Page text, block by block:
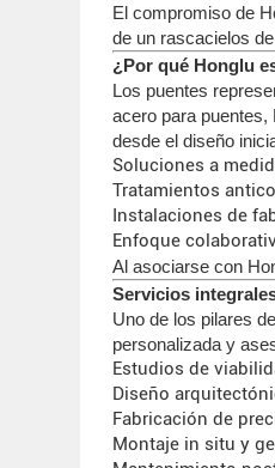
El compromiso de
de un rascacielos
¿Por qué Honglu
Los puentes
acero para puentes,
desde el diseño
Soluciones a
Tratamientos
Instalaciones de
Enfoque
Al asociarse con
Servicios
Uno de los pilares
personalizada y
Estudios de
Diseño
Fabricación de
Montaje in situ y